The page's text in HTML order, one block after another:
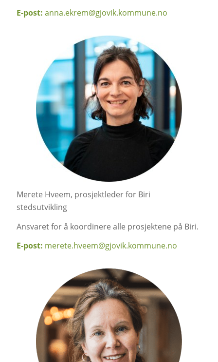
E-post: anna.ekrem@gjovik.kommune.no
Merete Hveem, prosjektleder for Biri
stedsutvikling
Ansvaret for å koordinere alle prosjektene på Biri.
E-post: merete.hveem@gjovik.kommune.no